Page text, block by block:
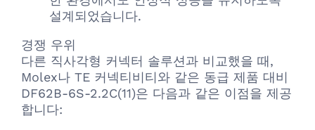
설계되었습니다.
경쟁 우위
다른 직사각형 커넥터 솔루션과 비교했을 때,
Molex나 TE 커넥티비티와 같은 동급 제품 대비
DF62B-6S-2.2C(11)은 다음과 같은 이점을 제공
합니다: